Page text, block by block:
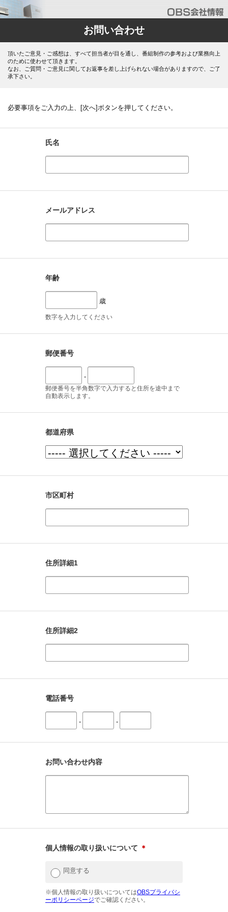
お問い合わせ
頂いたご意見・ご感想は、すべて担当者が目を通し、番組制作の参考および業務向上
のために使わせて頂きます。
なお、ご質問・ご意見に関してお返事を差し上げられない場合がありますので、ご了
承下さい。
必要事項をご入力の上、[次へ]ボタンを押してください。
氏名
メールアドレス
年齢
歳
数字を入力してください
郵便番号
-
郵便番号を半角数字で入力すると住所を途中まで
自動表示します。
都道府県
市区町村
住所詳細1
住所詳細2
電話番号
- -
お問い合わせ内容
個人情報の取り扱いについて ＊
同意する
※個人情報の取り扱いについてはOBSプライバシ
ーポリシーページでご確認ください。